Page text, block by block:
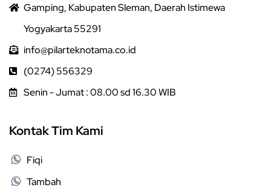
Gamping, Kabupaten Sleman, Daerah Istimewa
Yogyakarta 55291
info@pilarteknotama.co.id
(0274) 556329
Senin - Jumat : 08.00 sd 16.30 WIB
Kontak Tim Kami
Fiqi
Tambah